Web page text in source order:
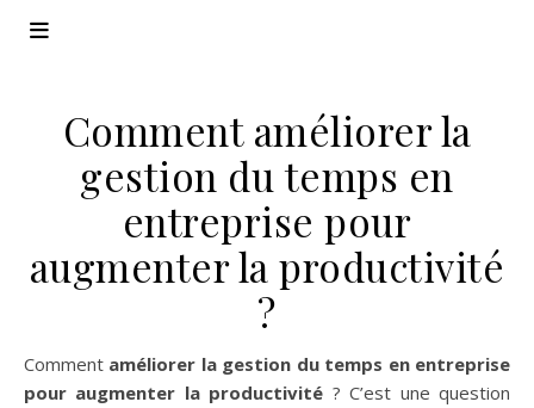
Comment améliorer la
gestion du temps en
entreprise pour
augmenter la productivité
?
Comment améliorer la gestion du temps en entreprise
pour augmenter la productivité ? C’est une question